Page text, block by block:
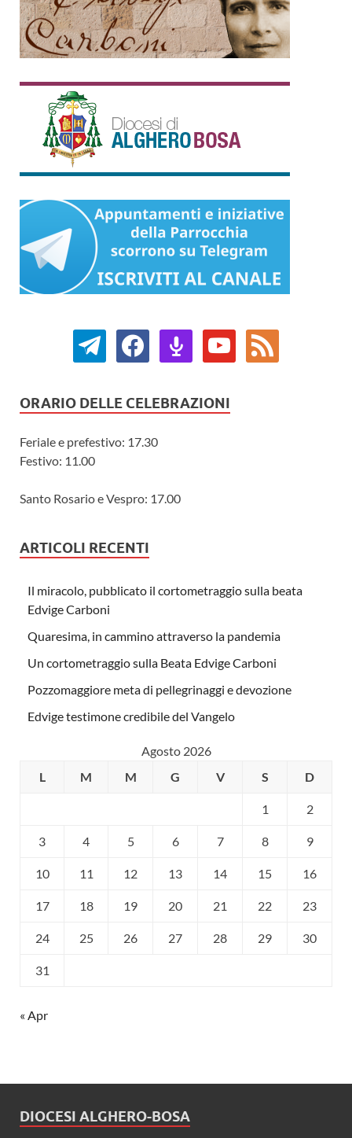
ORARIO DELLE CELEBRAZIONI
Feriale e prefestivo: 17.30
Festivo: 11.00
Santo Rosario e Vespro: 17.00
ARTICOLI RECENTI
Il miracolo, pubblicato il cortometraggio sulla beata
Edvige Carboni
Quaresima, in cammino attraverso la pandemia
Un cortometraggio sulla Beata Edvige Carboni
Pozzomaggiore meta di pellegrinaggi e devozione
Edvige testimone credibile del Vangelo
Agosto 2026
L
M M G V S D
1 2
3 4 5 6 7 8 9
10 11 12 13 14 15 16
17 18 19 20 21 22 23
24 25 26 27 28 29 30
31
« Apr
DIOCESI ALGHERO-BOSA